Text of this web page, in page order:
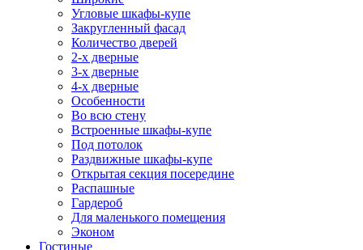
Угловые шкафы-купе
Закругленный фасад
Количество дверей
2-х дверные
3-х дверные
4-х дверные
Особенности
Во всю стену
Встроенные шкафы-купе
Под потолок
Раздвижные шкафы-купе
Открытая секция посередине
Распашные
Гардероб
Для маленького помещения
Эконом
Гостиные